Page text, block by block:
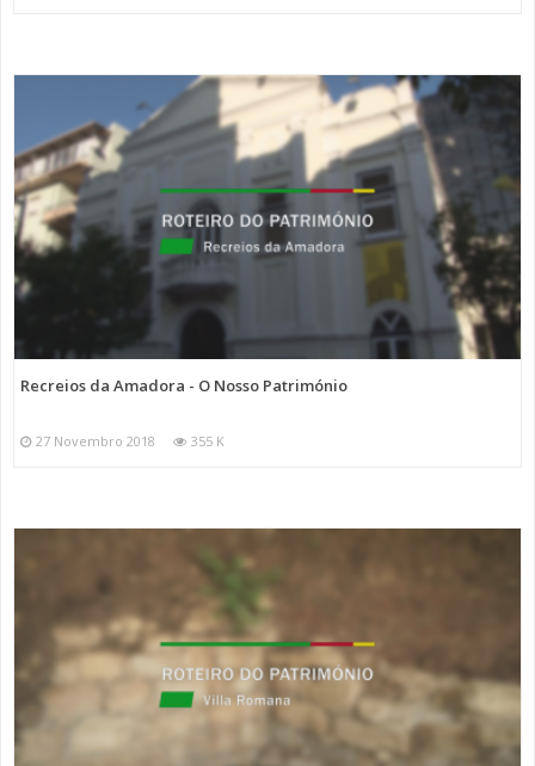
Recreios da Amadora - O Nosso Património
27 Novembro 2018 355 K